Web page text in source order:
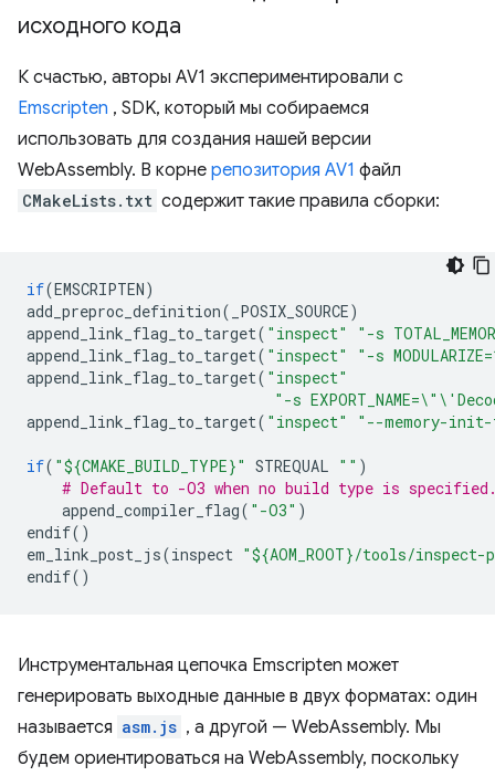
исходного кода
К счастью, авторы AV1 экспериментировали с
Emscripten , SDK, который мы собираемся
использовать для создания нашей версии
WebAssembly. В корне репозитория AV1 файл
CMakeLists.txt содержит такие правила сборки:
if(EMSCRIPTEN)
add_preproc_definition( _POSIX_SOURCE)
append_link_flag_to_target( "inspect"
"-s
append_link_flag_to_target( "inspect"
"-s
append_link_flag_to_target( "inspect"
"-s EXPORT_NAME=\"\'
append_link_flag_to_target( "inspect" "--memory-
if( "${CMAKE_BUILD_TYPE}" STREQUAL "" )
# Default to -O3 when no build type is
append_compiler_flag( "-O3" )
endif()
em_link_post_js(inspect "${AOM_ROOT}/tools/
endif()
Инструментальная цепочка Emscripten может
генерировать выходные данные в двух форматах: один
называется asm.js , а другой — WebAssembly. Мы
будем ориентироваться на WebAssembly, поскольку